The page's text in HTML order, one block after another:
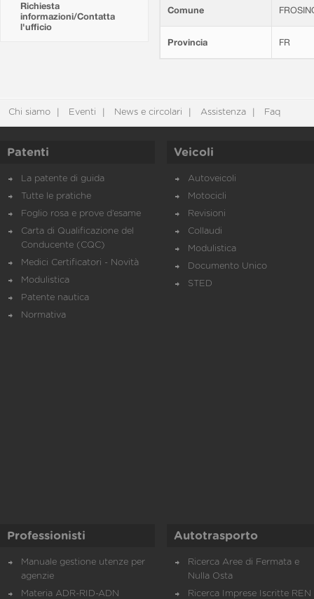
Richiesta
informazioni/Contatta
l'ufficio
Comune
Provincia FR
Chi siamo Eventi News e circolari Assistenza Faq
Patenti
La patente di guida
Tutte le pratiche
Foglio rosa e prove d’esame
Carta di Qualificazione del
Conducente (CQC)
Medici Certificatori - Novità
Modulistica
Patente nautica
Normativa
Veicoli
Autoveicoli
Motocicli
Revisioni
Collaudi
Modulistica
Documento Unico
STED
Professionisti
Manuale gestione utenze per
agenzie
Materia ADR-RID-ADN
Autotrasporto
Ricerca Aree di Fermata e
Nulla Osta
Ricerca Imprese Iscritte REN